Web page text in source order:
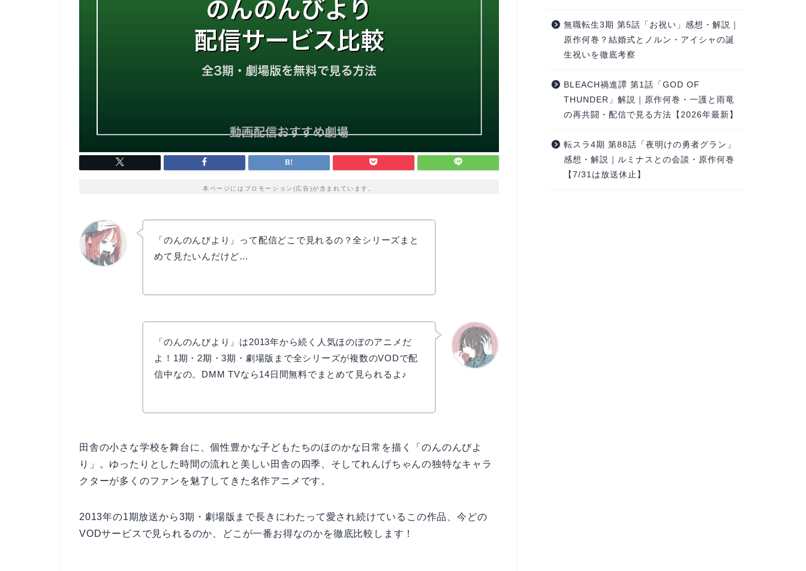
本ページにはプロモーション(広告)が含まれています。
「のんのんびより」って配信どこで見れるの？全シリーズまと
めて見たいんだけど…
「のんのんびより」は2013年から続く人気ほのぼのアニメだ
よ！1期・2期・3期・劇場版まで全シリーズが複数のVODで配
信中なの。DMM TVなら14日間無料でまとめて見られるよ♪
田舎の小さな学校を舞台に、個性豊かな子どもたちのほのかな日常を描く「のんのんびよ
り」。ゆったりとした時間の流れと美しい田舎の四季、そしてれんげちゃんの独特なキャラ
クターが多くのファンを魅了してきた名作アニメです。
2013年の1期放送から3期・劇場版まで長きにわたって愛され続けているこの作品、今どの
VODサービスで見られるのか、どこが一番お得なのかを徹底比較します！
無職転生3期 第5話「お祝い」感想・解説｜
原作何巻？結婚式とノルン・アイシャの誕
生祝いを徹底考察
BLEACH禍進譚 第1話「GOD OF
THUNDER」解説｜原作何巻・一護と雨竜
の再共闘・配信で見る方法【2026年最新】
転スラ4期 第88話「夜明けの勇者グラン」
感想・解説｜ルミナスとの会談・原作何巻
【7/31は放送休止】